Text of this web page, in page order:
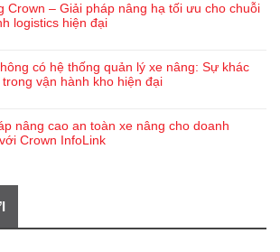
Crown – Giải pháp nâng hạ tối ưu cho chuỗi
logistics hiện đại
có hệ thống quản lý xe nâng: Sự khác
vận hành kho hiện đại
nâng cao an toàn xe nâng cho doanh
Crown InfoLink